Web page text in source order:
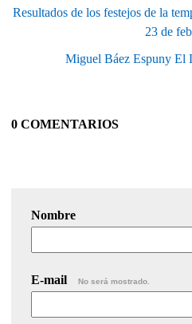
Resultados de los festejos de la
23 de
Miguel Báez Espuny El
0 COMENTARIOS
Nombre
E-mail No será mostrado.